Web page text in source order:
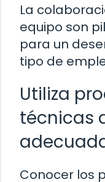
La
equipo son
para un
tipo de
Utiliza
técnicas
Conocer los